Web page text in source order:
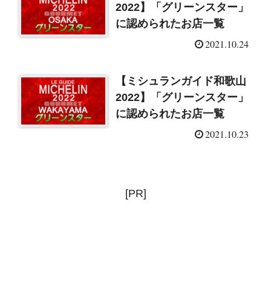
2022】「グリーンスター」
に認められたお店一覧
2021.10.24
【ミシュランガイド和歌山
2022】「グリーンスター」
に認められたお店一覧
2021.10.23
[PR]